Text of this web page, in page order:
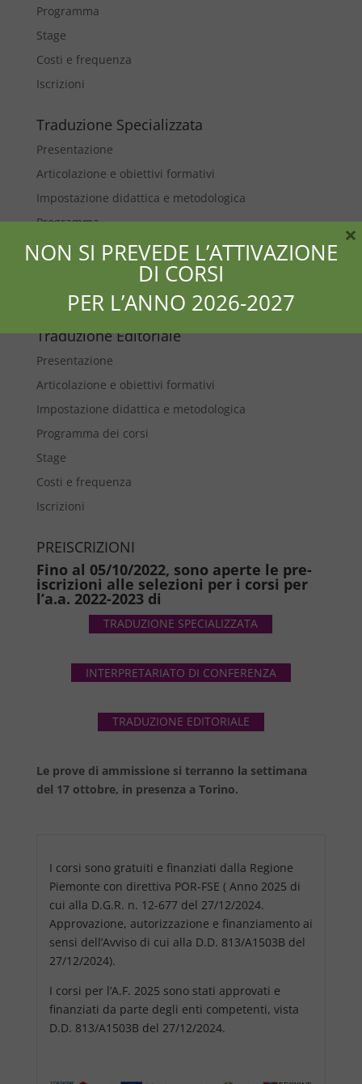
Programma
Stage
Costi e frequenza
Iscrizioni
Traduzione Specializzata
Presentazione
Articolazione e obiettivi formativi
Impostazione didattica e metodologica
Programma
Stage
Iscrizioni
Traduzione Editoriale
Presentazione
Articolazione e obiettivi formativi
Impostazione didattica e metodologica
Programma dei corsi
Stage
Costi e frequenza
Iscrizioni
PREISCRIZIONI
Fino al 05/10/2022, sono aperte le pre-
iscrizioni alle selezioni per i corsi per
l’a.a. 2022-2023 di
TRADUZIONE SPECIALIZZATA
INTERPRETARIATO DI CONFERENZA
TRADUZIONE EDITORIALE
Le prove di ammissione si terranno la settimana
del 17 ottobre, in presenza a Torino.
I corsi sono gratuiti e finanziati dalla Regione
Piemonte con direttiva POR-FSE ( Anno 2025 di
cui alla D.G.R. n. 12-677 del 27/12/2024.
Approvazione, autorizzazione e finanziamento ai
sensi dell’Avviso di cui alla D.D. 813/A1503B del
27/12/2024).
I corsi per l’A.F. 2025 sono stati approvati e
finanziati da parte degli enti competenti, vista
D.D. 813/A1503B del 27/12/2024.
NON SI PREVEDE L’ATTIVAZIONE
DI CORSI
PER L’ANNO 2026-2027
×